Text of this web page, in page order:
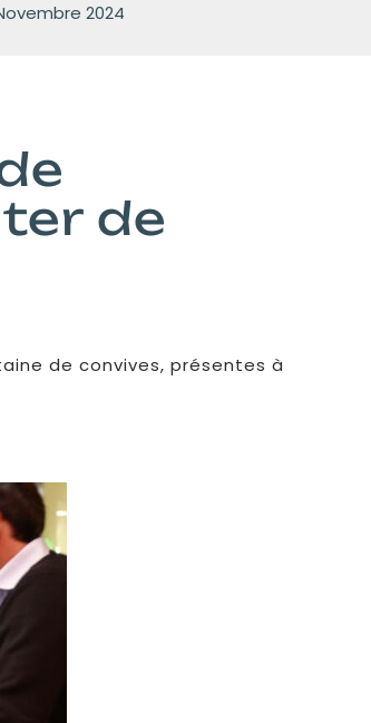
2024
de
de convives, présentes à